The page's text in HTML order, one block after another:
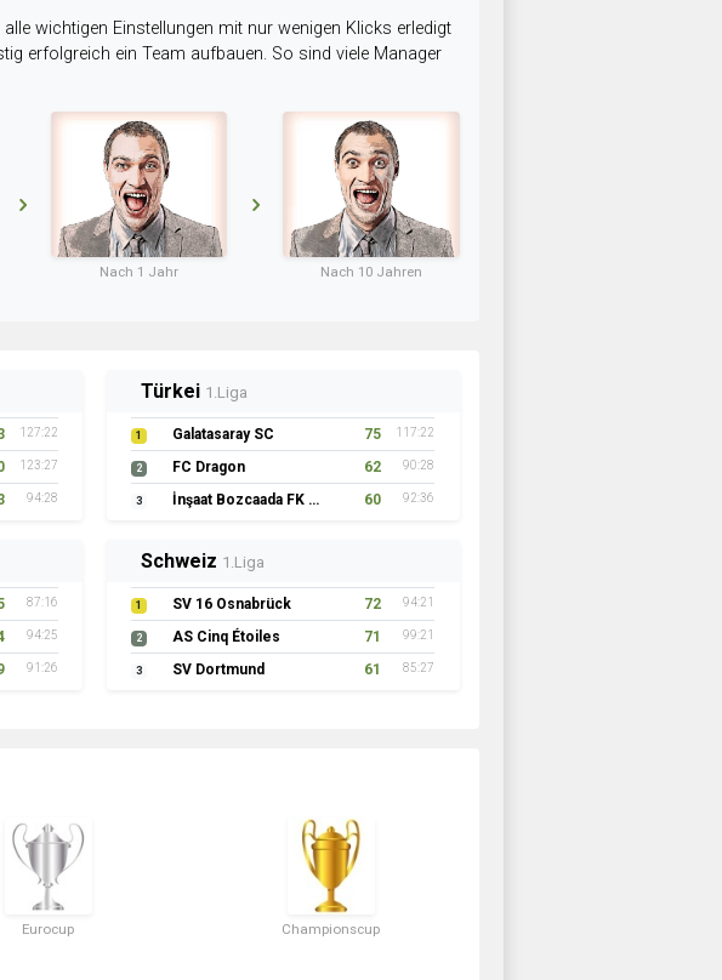
wichtigen Einstellungen mit nur wenigen Klicks erledigt
erfolgreich ein Team aufbauen. So sind viele Manager
Nach 1 Jahr Nach 10 Jahren
127:22
123:27
94:28
Türkei 1.Liga
1 Galatasaray SC 75 117:22
2 FC Dragon 62 90:28
3 İnşaat Bozcaada FK 1957 60 92:36
87:16
94:25
91:26
Schweiz 1.Liga
1 SV 16 Osnabrück 72 94:21
2 AS Cinq Étoiles 71 99:21
3 SV Dortmund 61 85:27
Eurocup Championscup